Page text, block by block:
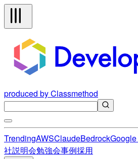
produced by Classmethod
TrendingAWSClaudeBedrock
社説明会勉強会事例採用